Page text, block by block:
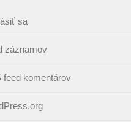
sa
záznamov
feed komentárov